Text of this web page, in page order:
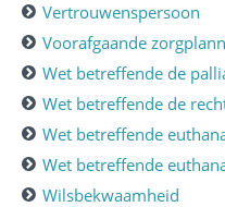
Vertrouwenspersoon
Voorafgaande
Wet betreffende de
Wet betreffende de
Wet betreffende
Wet betreffende
Wilsbekwaamheid